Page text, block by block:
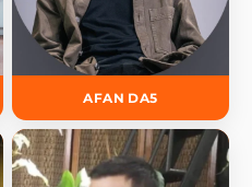
AFAN DA5